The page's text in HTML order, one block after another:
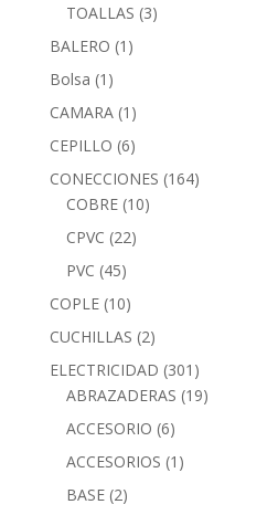
TOALLAS (3)
BALERO (1)
Bolsa (1)
CAMARA (1)
CEPILLO (6)
CONECCIONES (164)
COBRE (10)
CPVC (22)
PVC (45)
COPLE (10)
CUCHILLAS (2)
ELECTRICIDAD (301)
ABRAZADERAS (19)
ACCESORIO (6)
ACCESORIOS (1)
BASE (2)